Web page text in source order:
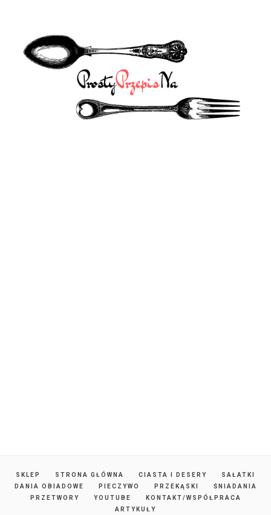
SKLEP STRONA GŁÓWNA CIASTA I DESERY
SAŁATKI
DANIA OBIADOWE
PIECZYWO PRZEKĄSKI
ŚNIADANIA
PRZETWORY
YOUTUBE
KONTAKT/WSPÓŁPRACA
ARTYKUŁY